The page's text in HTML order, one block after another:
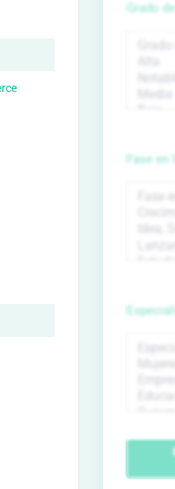
Grado
Fase en